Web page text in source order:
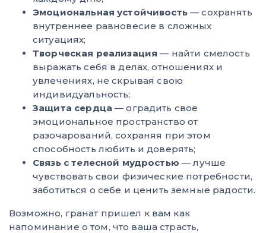
Эмоциональная устойчивость— сохранять
внутреннее равновесие в сложных
ситуациях;
Творческая реализация— найти смелость
выражать себя в делах, отношениях и
увлечениях, не скрывая свою
индивидуальность;
Защита сердца — оградить свое
эмоциональное пространство от
разочарований, сохраняя при этом
способность любить и доверять;
Связь с телесной мудростью — лучше
чувствовать свои физические потребности,
заботиться о себе и ценить земные радости.
Возможно, гранат пришел к вам как
напоминание о том, что ваша страсть,